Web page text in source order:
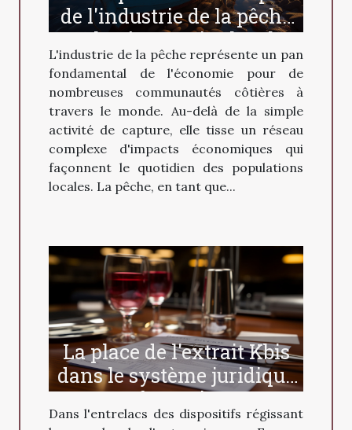
de l'industrie de la pêche
sur les économies locales
L'industrie de la pêche représente un pan
fondamental de l'économie pour de
nombreuses communautés côtières à
travers le monde. Au-delà de la simple
activité de capture, elle tisse un réseau
complexe d'impacts économiques qui
façonnent le quotidien des populations
locales. La pêche, en tant que...
La place de l'extrait Kbis
dans le système juridique
français
Dans l'entrelacs des dispositifs régissant